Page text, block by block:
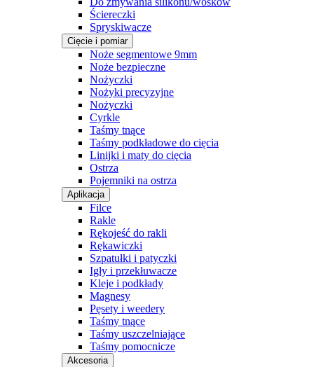
Ściereczki
Spryskiwacze
Cięcie i pomiar
Noże segmentowe 9mm
Noże bezpieczne
Nożyczki
Nożyki precyzyjne
Nożyczki
Cyrkle
Taśmy tnące
Taśmy podkładowe do cięcia
Linijki i maty do cięcia
Ostrza
Pojemniki na ostrza
Aplikacja
Filce
Rakle
Rękojeść do rakli
Rękawiczki
Szpatułki i patyczki
Igły i przekłuwacze
Kleje i podkłady
Magnesy
Pęsety i weedery
Taśmy tnące
Taśmy uszczelniające
Taśmy pomocnicze
Akcesoria